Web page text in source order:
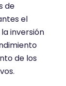
de
el
inversión
de los